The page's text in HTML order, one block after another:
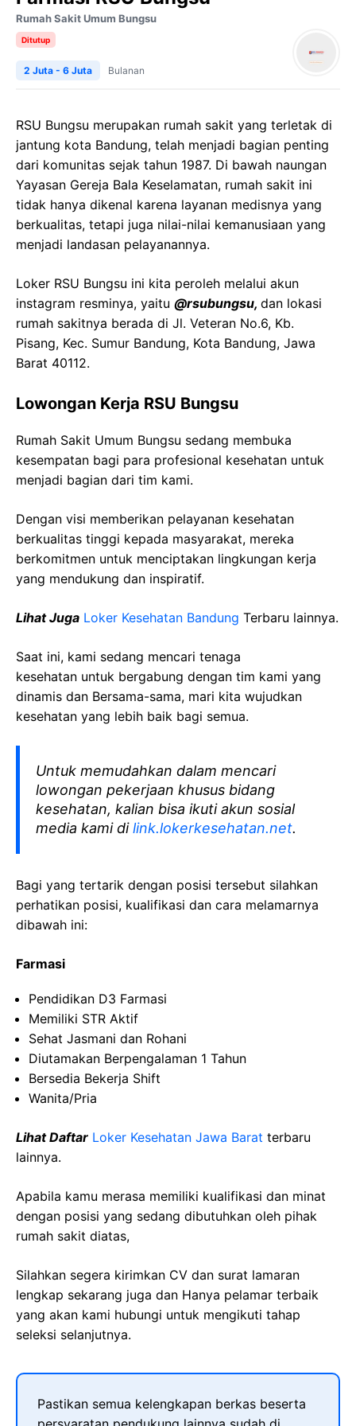
Rumah Sakit Umum Bungsu
Ditutup
2 Juta - 6 Juta Bulanan
RSU Bungsu merupakan rumah sakit yang terletak di
jantung kota Bandung, telah menjadi bagian penting
dari komunitas sejak tahun 1987. Di bawah naungan
Yayasan Gereja Bala Keselamatan, rumah sakit ini
tidak hanya dikenal karena layanan medisnya yang
berkualitas, tetapi juga nilai-nilai kemanusiaan yang
menjadi landasan pelayanannya.
Loker RSU Bungsu ini kita peroleh melalui akun
instagram resminya, yaitu @rsubungsu, dan lokasi
rumah sakitnya berada di Jl. Veteran No.6, Kb.
Pisang, Kec. Sumur Bandung, Kota Bandung, Jawa
Barat 40112.
Lowongan Kerja RSU Bungsu
Rumah Sakit Umum Bungsu sedang membuka
kesempatan bagi para profesional kesehatan untuk
menjadi bagian dari tim kami.
Dengan visi memberikan pelayanan kesehatan
berkualitas tinggi kepada masyarakat, mereka
berkomitmen untuk menciptakan lingkungan kerja
yang mendukung dan inspiratif.
Lihat Juga Loker Kesehatan Bandung Terbaru lainnya.
Saat ini, kami sedang mencari tenaga
kesehatan untuk bergabung dengan tim kami yang
dinamis dan Bersama-sama, mari kita wujudkan
kesehatan yang lebih baik bagi semua.
Untuk memudahkan dalam mencari
lowongan pekerjaan khusus bidang
kesehatan, kalian bisa ikuti akun sosial
media kami dilink.lokerkesehatan.net.
Bagi yang tertarik dengan posisi tersebut silahkan
perhatikan posisi, kualifikasi dan cara melamarnya
dibawah ini:
Farmasi
Pendidikan D3 Farmasi
Memiliki STR Aktif
Sehat Jasmani dan Rohani
Diutamakan Berpengalaman 1 Tahun
Bersedia Bekerja Shift
Wanita/Pria
Lihat Daftar Loker Kesehatan Jawa Barat terbaru
lainnya.
Apabila kamu merasa memiliki kualifikasi dan minat
dengan posisi yang sedang dibutuhkan oleh pihak
rumah sakit diatas,
Silahkan segera kirimkan CV dan surat lamaran
lengkap sekarang juga dan Hanya pelamar terbaik
yang akan kami hubungi untuk mengikuti tahap
seleksi selanjutnya.
Pastikan semua kelengkapan berkas beserta